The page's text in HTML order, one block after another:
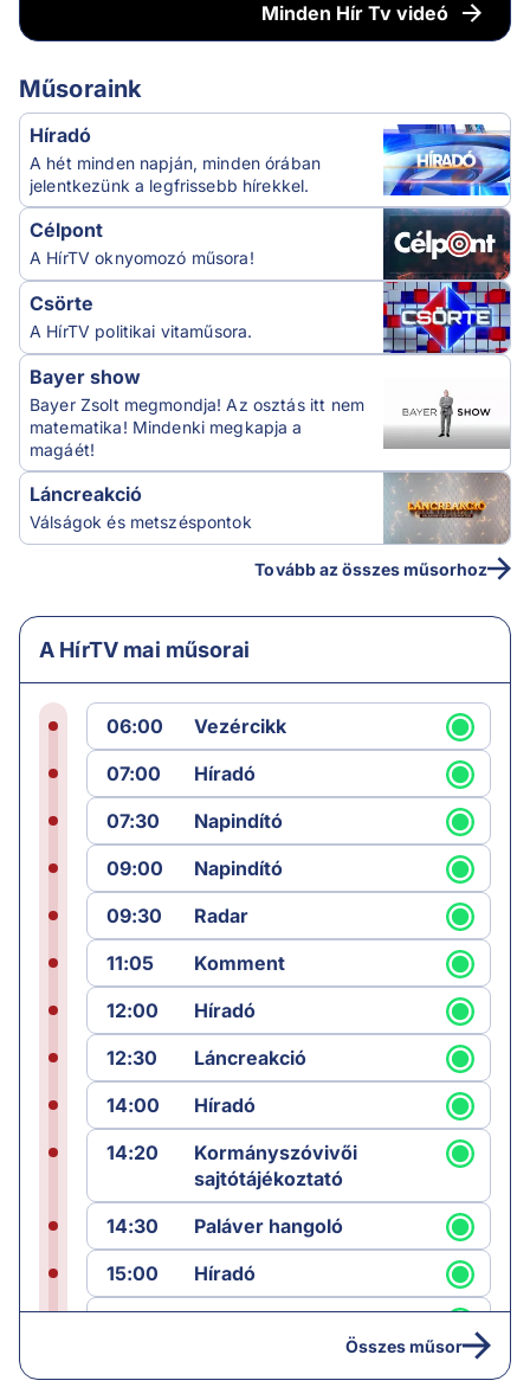
Minden Hír Tv videó
Műsoraink
Híradó
A hét minden napján, minden órában
jelentkezünk a legfrissebb hírekkel.
Célpont
A HírTV oknyomozó műsora!
Csörte
A HírTV politikai vitaműsora.
Bayer show
Bayer Zsolt megmondja! Az osztás itt nem
matematika! Mindenki megkapja a
magáét!
Láncreakció
Válságok és metszéspontok
Tovább az összes műsorhoz
A HírTV mai műsorai
06:00
Vezércikk
07:00
Híradó
07:30
Napindító
09:00
Napindító
09:30
Radar
11:05
Komment
12:00
Híradó
12:30
Láncreakció
14:00
Híradó
14:20
Kormányszóvivői
sajtótájékoztató
14:30
Paláver hangoló
15:00
Híradó
Összes műsor